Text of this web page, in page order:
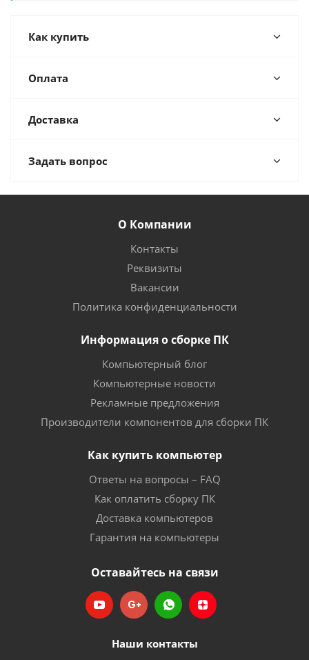
Как купить
Оплата
Доставка
Задать вопрос
О Компании
Контакты
Реквизиты
Вакансии
Политика конфиденциальности
Информация о сборке ПК
Компьютерный блог
Компьютерные новости
Рекламные предложения
Производители компонентов для сборки ПК
Как купить компьютер
Ответы на вопросы – FAQ
Как оплатить сборку ПК
Доставка компьютеров
Гарантия на компьютеры
Оставайтесь на связи
Наши контакты